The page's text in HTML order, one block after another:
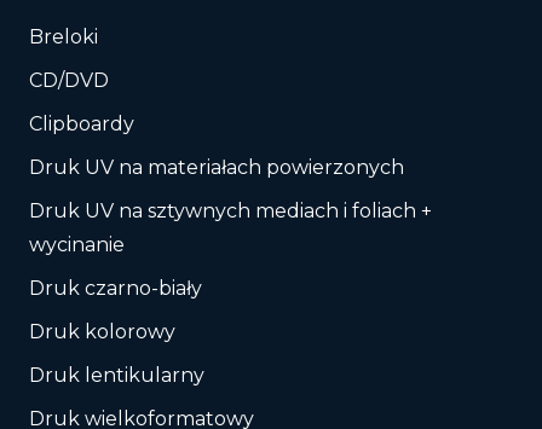
Breloki
CD/DVD
Clipboardy
Druk UV na materiałach powierzonych
Druk UV na sztywnych mediach i foliach +
wycinanie
Druk czarno-biały
Druk kolorowy
Druk lentikularny
Druk wielkoformatowy